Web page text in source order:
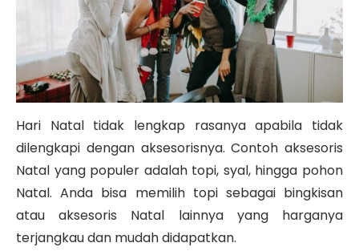
Hari Natal tidak lengkap rasanya apabila tidak
dilengkapi dengan aksesorisnya. Contoh aksesoris
Natal yang populer adalah topi, syal, hingga pohon
Natal. Anda bisa memilih topi sebagai bingkisan
atau aksesoris Natal lainnya yang harganya
terjangkau dan mudah didapatkan.